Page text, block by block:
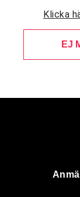
Klicka
EJ